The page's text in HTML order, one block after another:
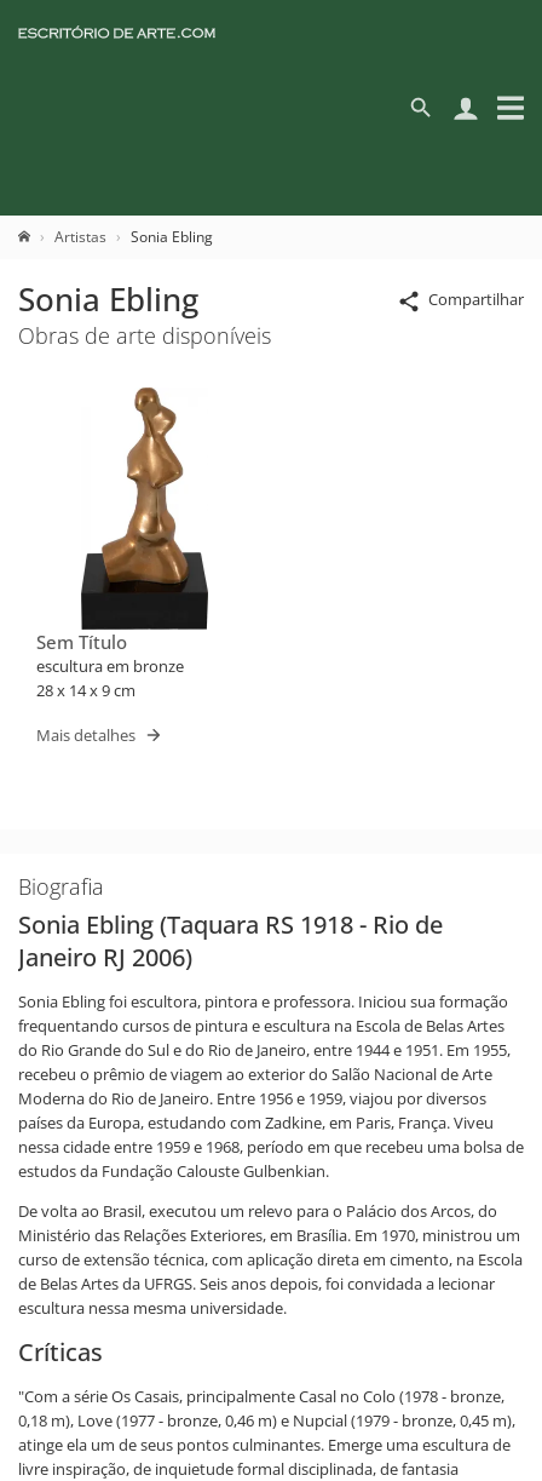
Artistas Sonia Ebling
Compartilhar
Sonia Ebling
Obras de arte disponíveis
Sem Título
escultura em bronze
28 x 14 x 9 cm
Mais detalhes
Biografia
Sonia Ebling (Taquara RS 1918 - Rio de
Janeiro RJ 2006)
Sonia Ebling foi escultora, pintora e professora. Iniciou sua formação
frequentando cursos de pintura e escultura na Escola de Belas Artes
do Rio Grande do Sul e do Rio de Janeiro, entre 1944 e 1951. Em 1955,
recebeu o prêmio de viagem ao exterior do Salão Nacional de Arte
Moderna do Rio de Janeiro. Entre 1956 e 1959, viajou por diversos
países da Europa, estudando com Zadkine, em Paris, França. Viveu
nessa cidade entre 1959 e 1968, período em que recebeu uma bolsa de
estudos da Fundação Calouste Gulbenkian.
De volta ao Brasil, executou um relevo para o Palácio dos Arcos, do
Ministério das Relações Exteriores, em Brasília. Em 1970, ministrou um
curso de extensão técnica, com aplicação direta em cimento, na Escola
de Belas Artes da UFRGS. Seis anos depois, foi convidada a lecionar
escultura nessa mesma universidade.
Críticas
"Com a série Os Casais, principalmente Casal no Colo (1978 - bronze,
0,18 m), Love (1977 - bronze, 0,46 m) e Nupcial (1979 - bronze, 0,45 m),
atinge ela um de seus pontos culminantes. Emerge uma escultura de
livre inspiração, de inquietude formal disciplinada, de fantasia